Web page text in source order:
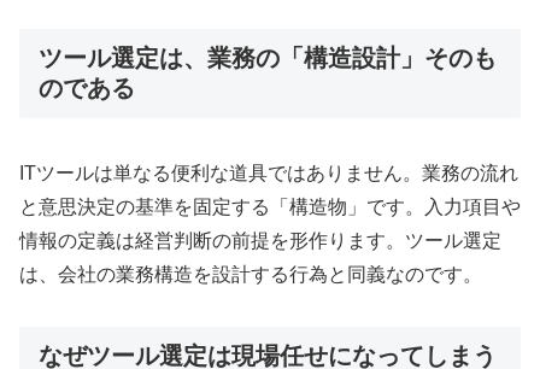
ツール選定は、業務の「構造設計」そのも
のである
ITツールは単なる便利な道具ではありません。業務の流れ
と意思決定の基準を固定する「構造物」です。入力項目や
情報の定義は経営判断の前提を形作ります。ツール選定
は、会社の業務構造を設計する行為と同義なのです。
なぜツール選定は現場任せになってしまう